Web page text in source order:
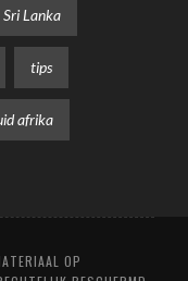
Sri Lanka
tips
afrika
OP